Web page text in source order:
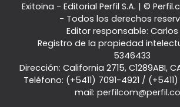
Exitoina - Editorial Perfil S.A. | ©
- Todos los derechos
Editor responsable: Carlos
Registro de la propiedad
5346433
Dirección: California 2715, C1289ABI,
Teléfono: (+5411) 7091-4921 /
mail: